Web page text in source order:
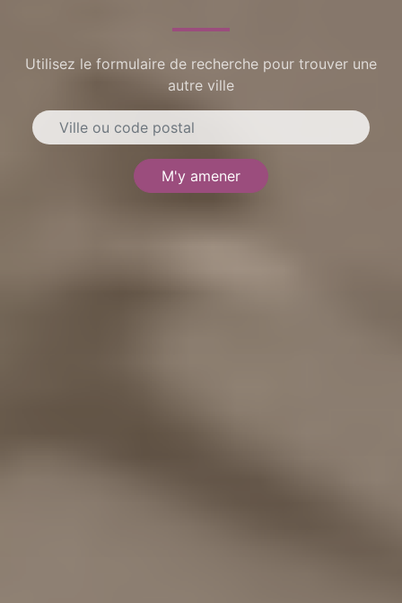
Utilisez le formulaire de recherche pour trouver une
autre ville
M'y amener